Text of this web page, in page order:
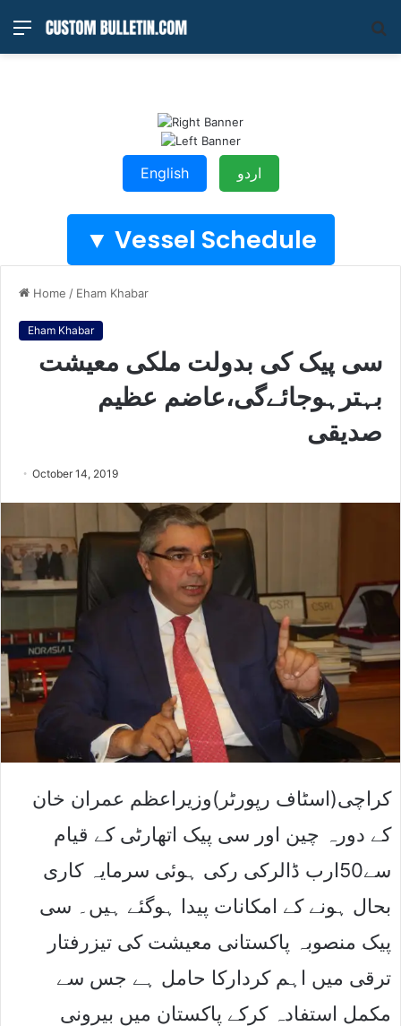
Menu
English اردو
Vessel Schedule ▼
Home / Eham Khabar
Eham Khabar
سی پیک کی بدولت ملکی معیشت
بہترہوجائےگی،عاضم عظیم
صدیقی
October 14, 2019
کراچی(اسٹاف رپورٹر)وزیراعظم عمران خان
کے دورہ چین اور سی پیک اتھارٹی کے قیام
سے50ارب ڈالرکی رکی ہوئی سرمایہ کاری
بحال ہونے کے امکانات پیدا ہوگئے ہیں۔ سی
پیک منصوبہ پاکستانی معیشت کی تیزرفتار
ترقی میں اہم کردارکا حامل ہے جس سے
مکمل استفادہ کرکے پاکستان میں بیرونی